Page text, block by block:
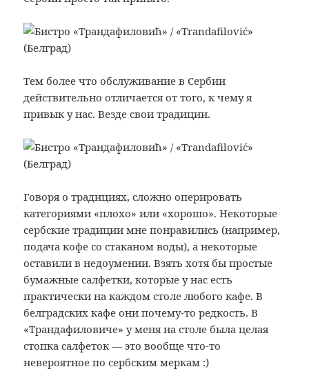
Тем более что обслуживание в Сербии
действительно отличается от того, к чему я
привык у нас. Везде свои традиции.
Говоря о традициях, сложно оперировать
категориями «плохо» или «хорошо». Некоторые
сербские традиции мне понравились (например,
подача кофе со стаканом воды), а некоторые
оставили в недоумении. Взять хотя бы простые
бумажные салфетки, которые у нас есть
практически на каждом столе любого кафе. В
белградских кафе они почему-то редкость. В
«Трандафиловиче» у меня на столе была целая
стопка салфеток — это вообще что-то
невероятное по сербским меркам :)